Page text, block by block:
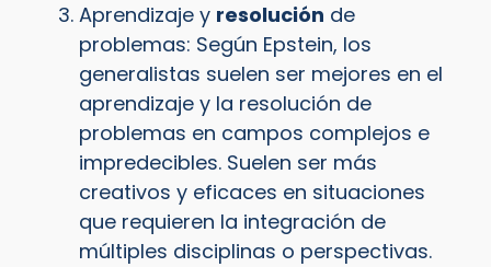
Aprendizaje y resolución de
problemas: Según Epstein, los
generalistas suelen ser mejores en el
aprendizaje y la resolución de
problemas en campos complejos e
impredecibles. Suelen ser más
creativos y eficaces en situaciones
que requieren la integración de
múltiples disciplinas o perspectivas.